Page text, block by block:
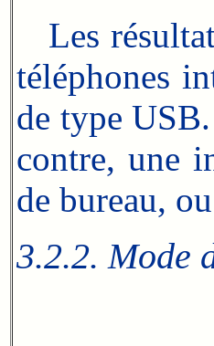
Les
téléphones
de type
contre, une
de bureau,
3.2.2. Mode